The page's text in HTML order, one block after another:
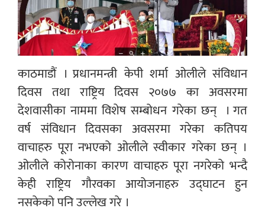
काठमाडौं । प्रधानमन्त्री केपी शर्मा ओलीले संविधान
दिवस तथा राष्ट्रिय दिवस २०७७ का अवसरमा
देशवासीका नाममा विशेष सम्बोधन गरेका छन् । गत
वर्ष संविधान दिवसका अवसरमा गरेका कतिपय
वाचाहरु पूरा नभएको ओलीले स्वीकार गरेका छन् ।
ओलीले कोरोनाका कारण वाचाहरु पूरा नगरेको भन्दै
केही राष्ट्रिय गौरवका आयोजनाहरु उद्घाटन हुन
नसकेको पनि उल्लेख गरे ।